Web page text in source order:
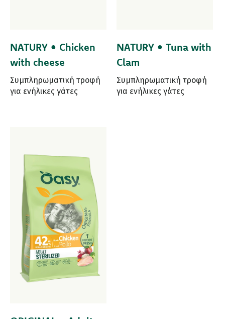
NATURY • Chicken
with cheese
Συμπληρωματική τροφή
για ενήλικες γάτες
NATURY • Tuna with
Clam
Συμπληρωματική τροφή
για ενήλικες γάτες